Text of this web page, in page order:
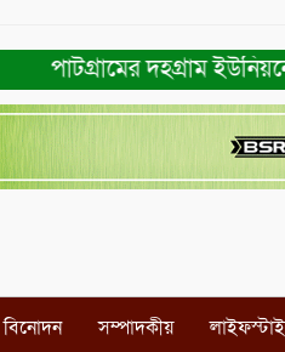
পাটগ্রামের দহগ্রাম ইউনিয়নের
বিনোদন সম্পাদকীয়